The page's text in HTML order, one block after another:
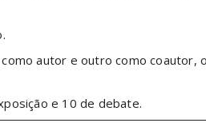
autor e outro como coautor,
e 10 de debate.